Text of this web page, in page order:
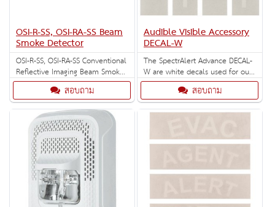
OSI-R-SS, OSI-RA-SS Beam
Smoke Detector
OSI-R-SS, OSI-RA-SS Conventional
Reflective Imaging Beam Smoke
Detector สอบถาม
Audible Visible Accessory
DECAL-W
The SpectrAlert Advance DECAL-
W are white decals used for our
Red non-pad printed wall mount
devices. Each decal comes with
the following label options:
"AGENT, EVAC, ALERT or FIRE" (10
สอบถาม